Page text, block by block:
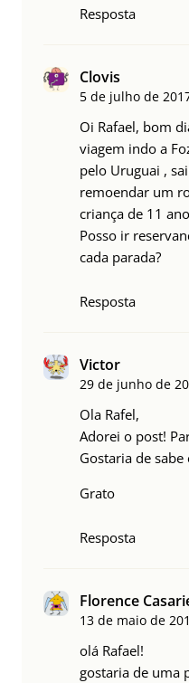
Resposta
Clovis
5 de julho de
Oi Rafael, bom
viagem indo a
pelo Uruguai ,
remoendar um
criança de 11
Posso ir
cada parada?
Resposta
Victor
29 de junho de
Ola Rafel,
Adorei o post!
Gostaria de
Grato
Resposta
Florence
13 de maio de
olá Rafael!
gostaria de uma